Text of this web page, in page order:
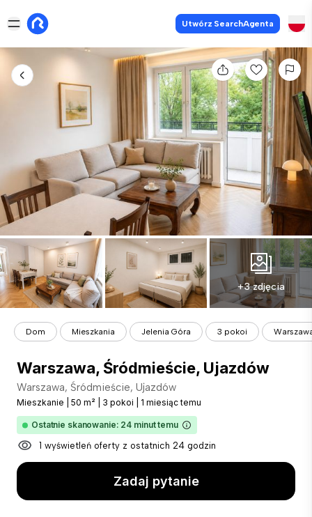
Utwórz SearchAgenta
+3 zdjęcia
Dom Mieszkania Jelenia Góra 3 pokoi
Warszawa, Śródmieście, Ujazdów
Warszawa, Śródmieście, Ujazdów
Mieszkanie 50 m² 3 pokoi 1 miesiąc temu
Ostatnie skanowanie: 24 minut temu
1 wyświetleń oferty z ostatnich 24 godzin
Zadaj pytanie